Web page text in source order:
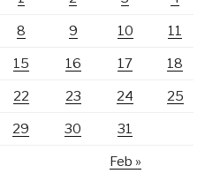
8 9 10 11
15 16 17 18
22 23 24 25
29 30 31
Feb »